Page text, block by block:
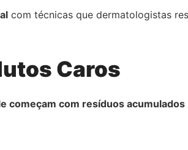
com técnicas que dermatologistas
Caros
começam com resíduos acumulados